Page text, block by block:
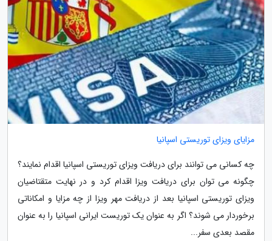
مزایای ویزای توریستی اسپانیا
چه کسانی می توانند برای دریافت ویزای توریستی اسپانیا اقدام نمایند؟
چگونه می توان برای دریافت ویزا اقدام کرد و در نهایت متقتاضیان
ویزای توریستی اسپانیا بعد از دریافت مهر ویزا از چه مزایا و امکاناتی
برخوردار می شوند؟ اگر به عنوان یک توریست ایرانی اسپانیا را به عنوان
مقصد بعدی سفر...